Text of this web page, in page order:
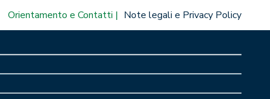
Orientamento e Contatti Note legali e Privacy Policy